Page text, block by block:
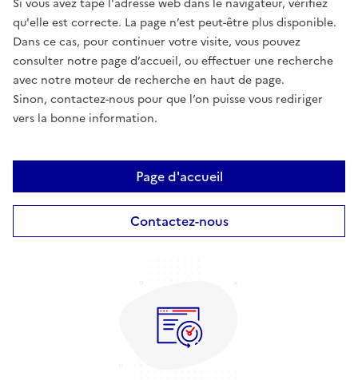
Si vous avez tapé l'adresse web dans le navigateur, vérifiez
qu'elle est correcte. La page n’est peut-être plus disponible.
Dans ce cas, pour continuer votre visite, vous pouvez
consulter notre page d’accueil, ou effectuer une recherche
avec notre moteur de recherche en haut de page.
Sinon, contactez-nous pour que l’on puisse vous rediriger
vers la bonne information.
Page d'accueil
Contactez-nous